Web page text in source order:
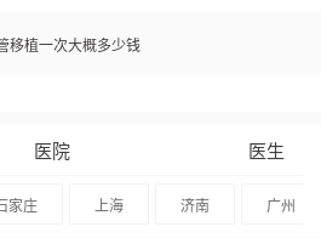
移植一次大概多少钱
医院 医生
家庄 上海 济南 广州